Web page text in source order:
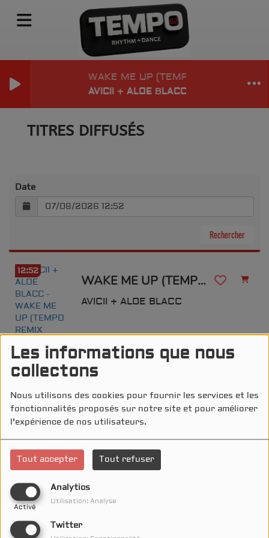
Les informations que nous
collectons
Nous utilisons des cookies pour fournir les services et les
fonctionnalités proposés sur notre site et pour améliorer
l'expérience de nos utilisateurs.
Tout accepter Tout refuser
Analytics
Activé
Utilisation: Analyse
Twitter
WAKE ME UP (TEMPO REMIX EDIT)
AVICII + ALOE BLACC
TITRES DIFFUSÉS
Date
12:52
WAKE ME UP (TEMPO REMIX EDIT)
AVICII + ALOE BLACC
12:50
BIANCA COSTA + DANYL
12:46
MEDICINE (EDIT)
MILK INC
12:44